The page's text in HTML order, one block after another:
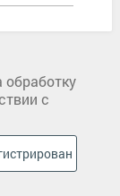
обработку
с